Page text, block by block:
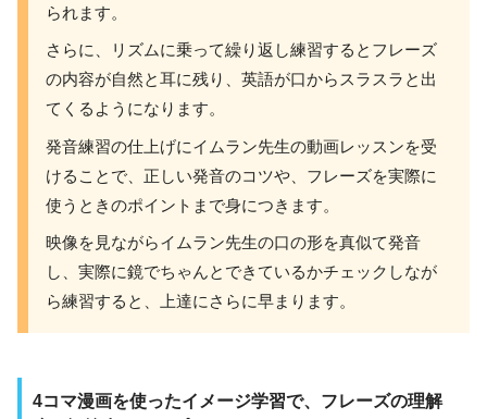
られます。
さらに、リズムに乗って繰り返し練習するとフレーズ
の内容が自然と耳に残り、英語が口からスラスラと出
てくるようになります。
発音練習の仕上げにイムラン先生の動画レッスンを受
けることで、正しい発音のコツや、フレーズを実際に
使うときのポイントまで身につきます。
映像を見ながらイムラン先生の口の形を真似て発音
し、実際に鏡でちゃんとできているかチェックしなが
ら練習すると、上達にさらに早まります。
4コマ漫画を使ったイメージ学習で、フレーズの理解